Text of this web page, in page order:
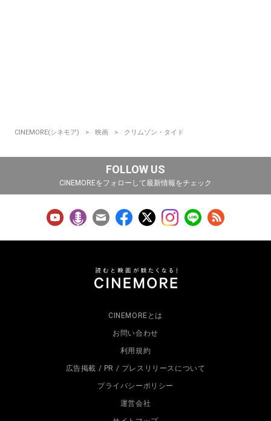
CINEMORE(シネモア) 映画 クリムゾン・タイド
FOLLOW US
CINEMOREをフォローして最新情報をチェック
CINEMOREとは
お問い合わせ
利用規約
広告掲載 / PR / プレスリリースについて
プライバシーポリシー
運営会社